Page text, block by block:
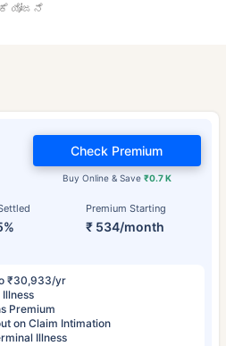
ಯೋಜನೆ
Premium Starting
₹ 534/month
Buy Online & Save ₹0.7 K
Check Premium
₹30,933/yr
Premium
on Claim Intimation
Illness